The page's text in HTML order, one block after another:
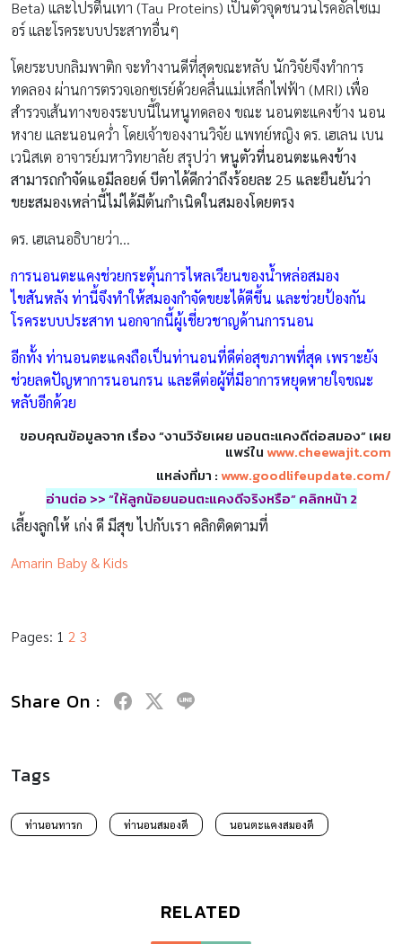
Beta) และโปรตีนเทา (Tau Proteins) เป็นตัวจุดชนวนโรคอัลไซเม
อร์ และโรคระบบประสาทอื่นๆ
โดยระบบกลิมพาติก จะทำงานดีที่สุดขณะหลับ นักวิจัยจึงทำการ
ทดลอง ผ่านการตรวจเอกซเรย์ด้วยคลื่นแม่เหล็กไฟฟ้า (MRI) เพื่อ
สำรวจเส้นทางของระบบนี้ในหนูทดลอง ขณะ นอนตะแคงข้าง นอน
หงาย และนอนคว่ำ โดยเจ้าของงานวิจัย แพทย์หญิง ดร. เฮเลน เบน
เวนิสเต อาจารย์มหาวิทยาลัย สรุปว่า หนูตัวที่นอนตะแคงข้าง
สามารถกำจัดแอมีลอยด์ บีตาได้ดีกว่าถึงร้อยละ 25 และยืนยันว่า
ขยะสมองเหล่านี้ไม่ได้มีต้นกำเนิดในสมองโดยตรง
ดร. เฮเลนอธิบายว่า…
การนอนตะแคงช่วยกระตุ้นการไหลเวียนของน้ำหล่อสมอง
ไขสันหลัง ท่านี้จึงทำให้สมองกำจัดขยะได้ดีขึ้น และช่วยป้องกัน
โรคระบบประสาท นอกจากนี้ผู้เชี่ยวชาญด้านการนอน
อีกทั้ง ท่านอนตะแคงถือเป็นท่านอนที่ดีต่อสุขภาพที่สุด เพราะยัง
ช่วยลดปัญหาการนอนกรน และดีต่อผู้ที่มีอาการหยุดหายใจขณะ
หลับอีกด้วย
ขอบคุณข้อมูลจาก เรื่อง “งานวิจัยเผย นอนตะแคงดีต่อสมอง” เผย
แพร่ในwww.cheewajit.com
แหล่งที่มา :www.goodlifeupdate.com/
อ่านต่อ >>“ให้ลูกน้อยนอนตะแคงดีจริงหรือ” คลิกหน้า 2
เลี้ยงลูกให้ เก่ง ดี มีสุข ไปกับเรา คลิกติดตามที่
Amarin Baby & Kids
Pages: 1 2 3
Share On :
Tags
ท่านอนทารก ท่านอนสมองดี นอนตะแคงสมองดี
RELATED